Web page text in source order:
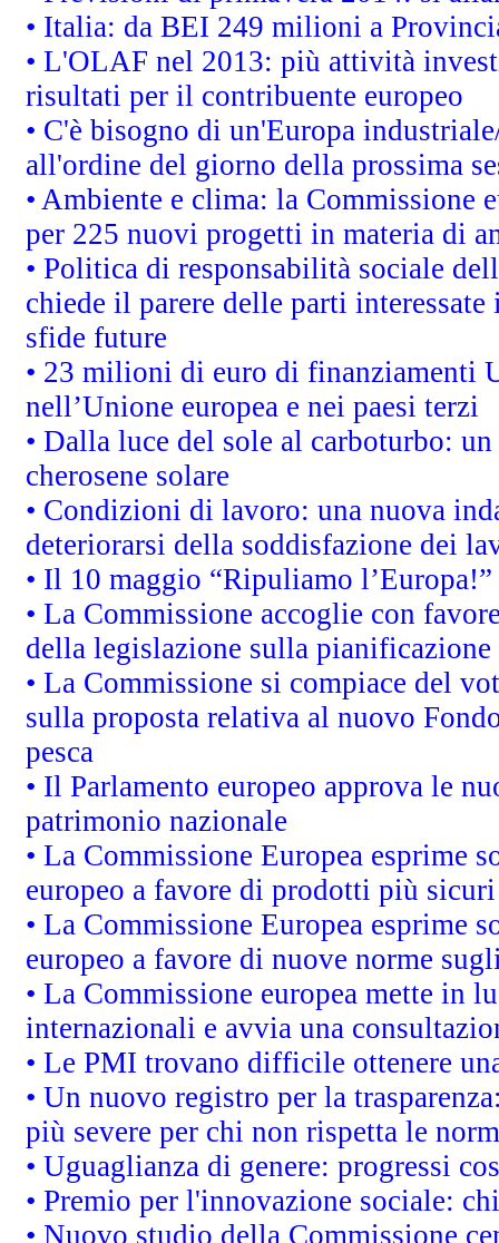
• Italia: da BEI 249 milioni a
• L'OLAF nel 2013: più attività
risultati per il contribuente europeo
• C'è bisogno di un'Europa
all'ordine del giorno della prossima
• Ambiente e clima: la Commissione
per 225 nuovi progetti in materia di
• Politica di responsabilità sociale
chiede il parere delle parti
sfide future
• 23 milioni di euro di finanziamenti
nell’Unione europea e nei paesi terzi
• Dalla luce del sole al carboturbo:
cherosene solare
• Condizioni di lavoro: una nuova
deteriorarsi della soddisfazione dei
• Il 10 maggio “Ripuliamo l’Europa!”
• La Commissione accoglie con
della legislazione sulla
• La Commissione si compiace del
sulla proposta relativa al nuovo
pesca
• Il Parlamento europeo approva le
patrimonio nazionale
• La Commissione Europea esprime
europeo a favore di prodotti più
• La Commissione Europea esprime
europeo a favore di nuove norme
• La Commissione europea mette in
internazionali e avvia una
• Le PMI trovano difficile ottenere
• Un nuovo registro per la
più severe per chi non rispetta le
• Uguaglianza di genere: progressi
• Premio per l'innovazione sociale:
• Nuovo studio della Commissione